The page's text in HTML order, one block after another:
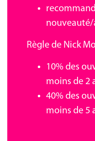
nouveauté/
Règle de Nick
10% des
moins de 2
40% des
moins de 5